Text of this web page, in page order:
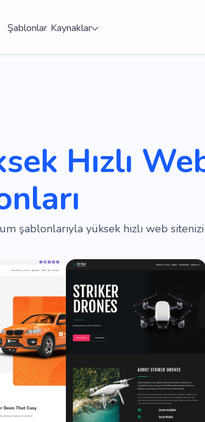
Şablonlar Kaynaklar
Hızlı
şablonlarıyla yüksek hızlı web